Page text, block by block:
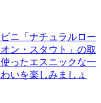
ニ「ナチュラルロー
ン・スタウト」の取
ったエスニックな一
いを楽しみましょ